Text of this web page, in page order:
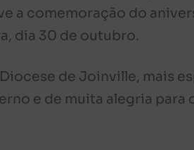
a comemoração do
dia 30 de outubro.
de Joinville, mais
e de muita alegria para